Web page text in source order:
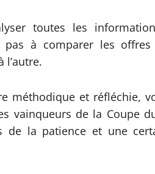
toutes les
pas à comparer les
l’autre.
méthodique et réfléchie,
vainqueurs de la Coupe
de la patience et une